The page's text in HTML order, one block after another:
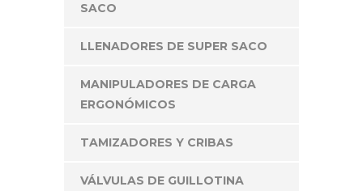
SACO
LLENADORES DE SUPER SACO
MANIPULADORES DE CARGA
ERGONÓMICOS
TAMIZADORES Y CRIBAS
VÁLVULAS DE GUILLOTINA